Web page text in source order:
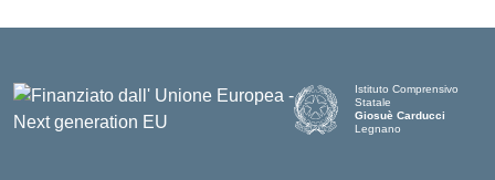
Istituto Comprensivo
Statale
Giosuè Carducci
Legnano